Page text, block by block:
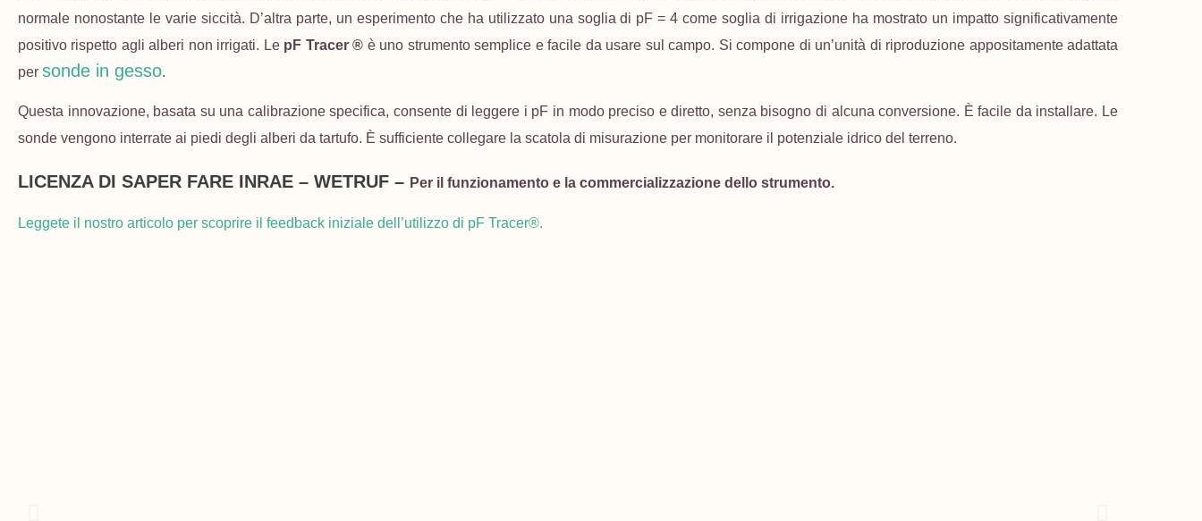
normale nonostante le varie siccità. D’altra parte, un esperimento che ha utilizzato una soglia di pF = 4 come soglia di irrigazione ha mostrato un impatto significativamente
positivo rispetto agli alberi non irrigati. Le pF Tracer ® è uno strumento semplice e facile da usare sul campo. Si compone di un’unità di riproduzione appositamente adattata
per sonde in gesso.
Questa innovazione, basata su una calibrazione specifica, consente di leggere i pF in modo preciso e diretto, senza bisogno di alcuna conversione. È facile da installare. Le
sonde vengono interrate ai piedi degli alberi da tartufo. È sufficiente collegare la scatola di misurazione per monitorare il potenziale idrico del terreno.
LICENZA DI SAPER FARE INRAE – WETRUF – Per il funzionamento e la commercializzazione dello strumento.
Leggete il nostro articolo per scoprire il feedback iniziale dell’utilizzo di pF Tracer®.